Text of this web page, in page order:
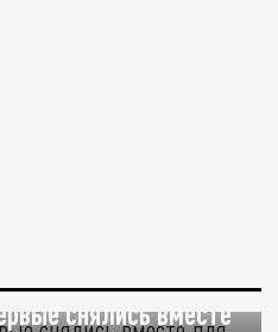
снялись вместе